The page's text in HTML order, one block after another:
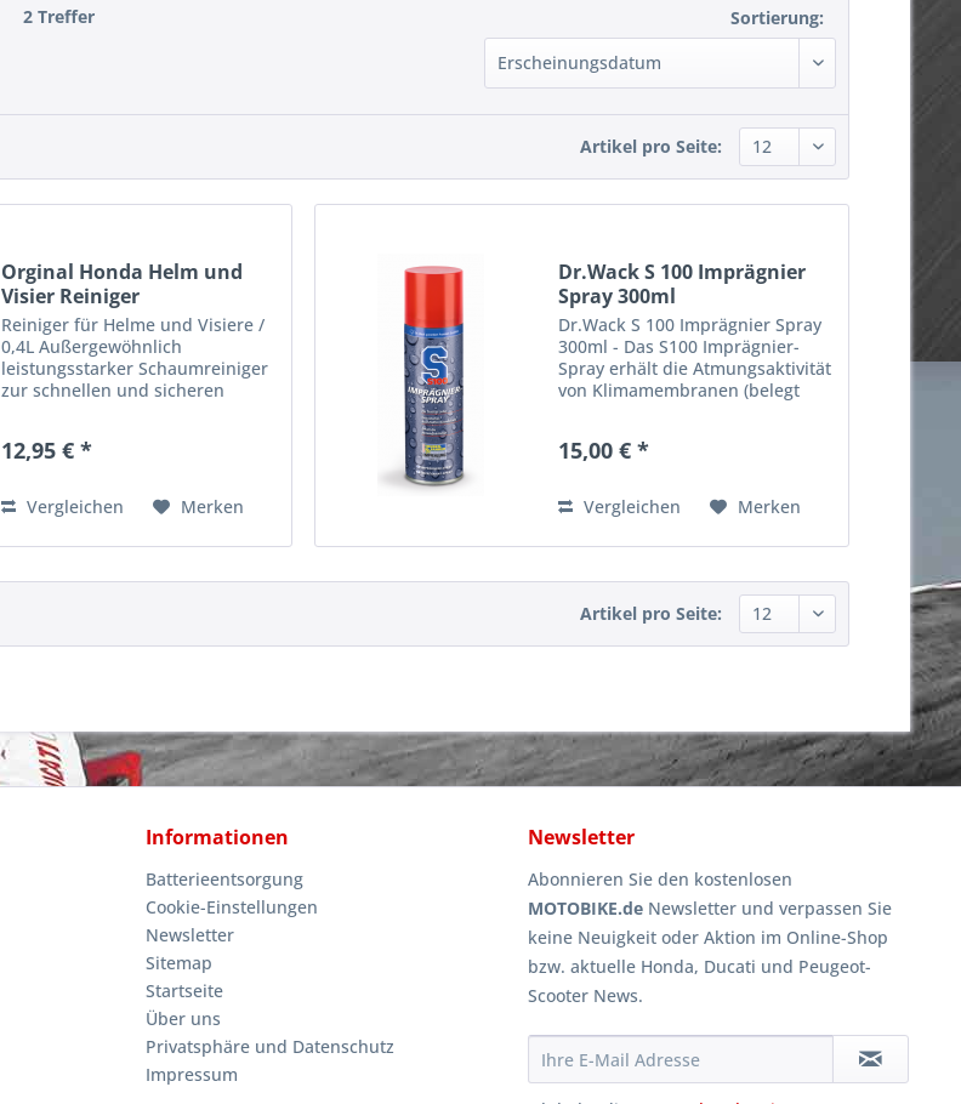
2 Treffer Sortierung:
Artikel pro Seite:
Orginal Honda Helm und
Visier Reiniger
Reiniger für Helme und Visiere /
0,4L Außergewöhnlich
leistungsstarker Schaumreiniger
zur schnellen und sicheren
öligen Rückständen von
zur...
12,95 € *
Vergleichen Merken
Dr.Wack S 100 Imprägnier
Spray 300ml
Dr.Wack S 100 Imprägnier Spray
300ml - Das S100 Imprägnier-
Spray erhält die Atmungsaktivität
von Klimamembranen (belegt
UV-Strahlung. - Textilien und
15,00 € *
Vergleichen Merken
Artikel pro Seite:
Informationen
Batterieentsorgung
Cookie-Einstellungen
Newsletter
Sitemap
Startseite
Über uns
Privatsphäre und Datenschutz
Impressum
Newsletter
Abonnieren Sie den kostenlosen
MOTOBIKE.de Newsletter und verpassen Sie
keine Neuigkeit oder Aktion im Online-Shop
bzw. aktuelle Honda, Ducati und Peugeot-
Scooter News.